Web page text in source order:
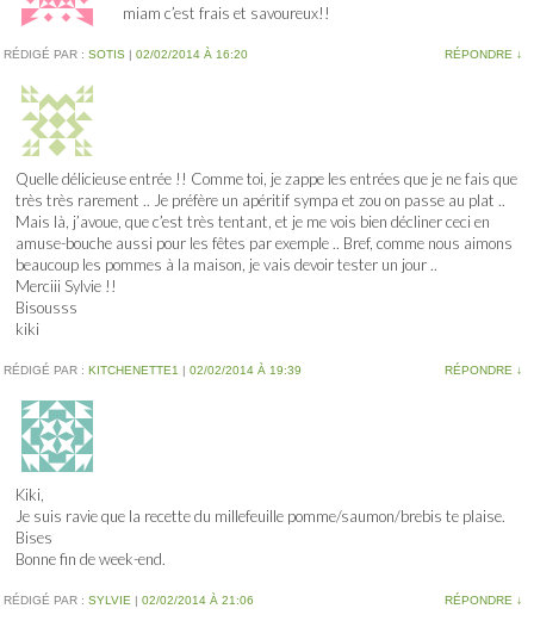
miam c’est frais et savoureux!!
RÉDIGÉ PAR : SOTIS | 02/02/2014 À 16:20 RÉPONDRE ↓
Quelle délicieuse entrée !! Comme toi, je zappe les entrées que je ne fais que
très très rarement .. Je préfère un apéritif sympa et zou on passe au plat ..
Mais là, j’avoue, que c’est très tentant, et je me vois bien décliner ceci en
amuse-bouche aussi pour les fêtes par exemple .. Bref, comme nous aimons
beaucoup les pommes à la maison, je vais devoir tester un jour ..
Merciii Sylvie !!
Bisousss
kiki
RÉDIGÉ PAR : KITCHENETTE1 | 02/02/2014 À 19:39 RÉPONDRE ↓
Kiki,
Je suis ravie que la recette du millefeuille pomme/saumon/brebis te plaise.
Bises
Bonne fin de week-end.
RÉDIGÉ PAR : SYLVIE | 02/02/2014 À 21:06 RÉPONDRE ↓